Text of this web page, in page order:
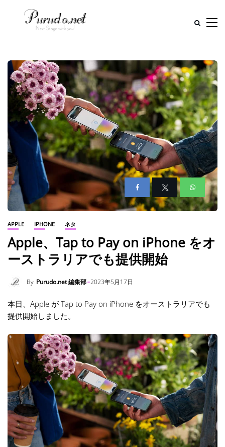
APPLE IPHONE ネタ
Apple、Tap to Pay on iPhone をオ
ーストラリアでも提供開始
By Purudo.net 編集部 2023年5月17日
本日、Apple が Tap to Pay on iPhone をオーストラリアでも
提供開始しました。